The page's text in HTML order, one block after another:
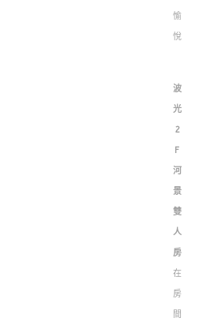
愉
悅
波
光
2
F
河
景
雙
人
房
在
房
間